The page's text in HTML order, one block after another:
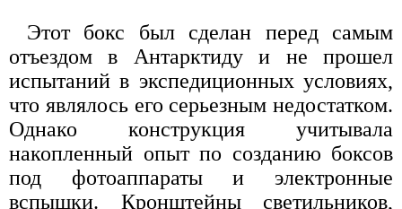
Этот бокс был сделан перед самым
отъездом в Антарктиду и не прошел
испытаний в экспедиционных условиях,
что являлось его серьезным недостатком.
Однако конструкция учитывала
накопленный опыт по созданию боксов
под фотоаппараты и электронные
вспышки. Кронштейны светильников,